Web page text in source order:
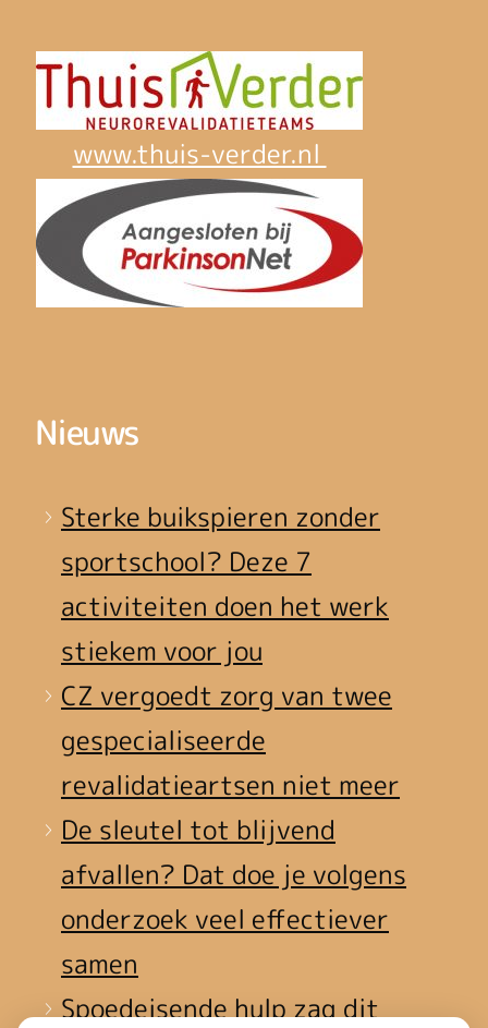
www.thuis-verder.nl
Nieuws
Sterke buikspieren zonder
sportschool? Deze 7
activiteiten doen het werk
stiekem voor jou
CZ vergoedt zorg van twee
gespecialiseerde
revalidatieartsen niet meer
De sleutel tot blijvend
afvallen? Dat doe je volgens
onderzoek veel effectiever
samen
Spoedeisende hulp zag dit